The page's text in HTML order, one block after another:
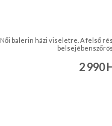
Női balerin házi viseletre. A felső
belsejébenszőrös
2 990